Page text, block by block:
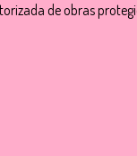
de obras